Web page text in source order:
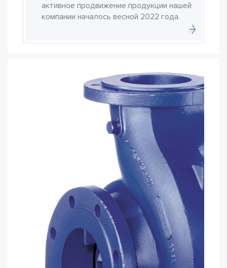
активное продвижение продукции нашей
компании началось весной 2022 года.